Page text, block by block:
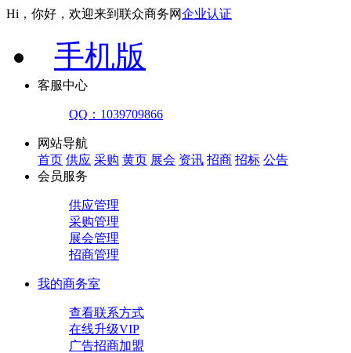
Hi，你好，欢迎来到联众商务网企业认证
手机版
客服中心
QQ：1039709866
网站导航
首页 供应 采购 黄页 展会 资讯 招商 招标 公告
会员服务
供应管理
采购管理
展会管理
招商管理
我的商务室
查看联系方式
在线升级VIP
广告招商加盟